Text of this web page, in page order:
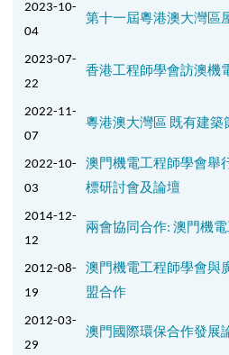
2023-10-
04
第十一屆粵港澳大灣區
2023-07-
22
香港工程師學會訪澳機
2022-11-
07
粵港澳大灣區 既有建築
2022-10-
03
澳門機電工程師學會舉
標研討會及論壇
2014-12-
12
兩會協同合作: 澳門機
2012-08-
19
澳門機電工程師學會與
盟合作
2012-03-
29
澳門國際環保合作發展